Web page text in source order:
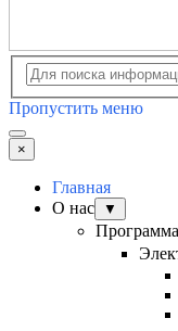
Пропустить меню
×
Главная
О нас
▼